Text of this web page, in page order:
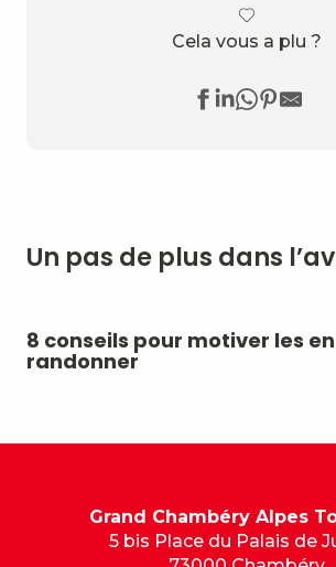
Cela vous a plu ?
Un pas de plus dans
8 conseils pour motiver les
randonner
Grand Chambéry Alpes
5 bis Place du Palais de